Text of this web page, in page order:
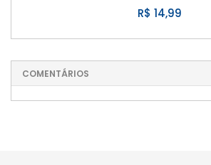
R$ 14,99
COMENTÁRIOS